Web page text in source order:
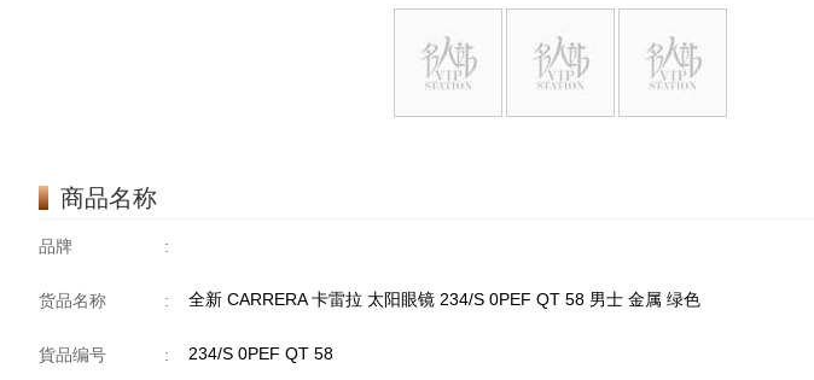
商品名称
品牌 :
货品名称 : 全新 CARRERA 卡雷拉 太阳眼镜 234/S 0PEF QT 58 男士 金属 绿色
貨品编号 : 234/S 0PEF QT 58